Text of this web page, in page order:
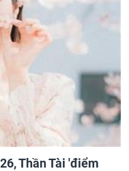
Thần Tài 'điểm